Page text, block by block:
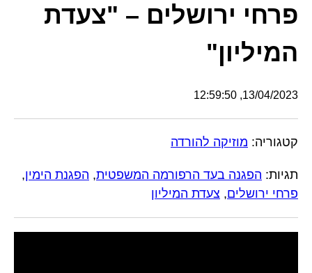
פרחי ירושלים – "צעדת
המיליון"
13/04/2023, 12:59:50
קטגוריה: מוזיקה להורדה
תגיות: הפגנה בעד הרפורמה המשפטית, הפגנת הימין,
פרחי ירושלים, צעדת המיליון